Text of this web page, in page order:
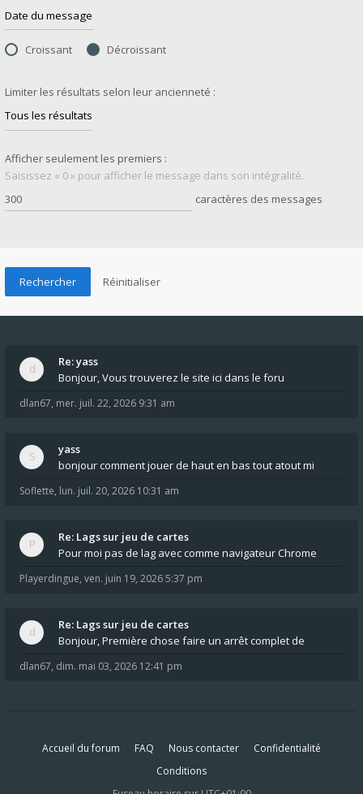
Croissant Décroissant
Limiter les résultats selon leur ancienneté :
Afficher seulement les premiers :
Saisissez « 0 » pour afficher le message dans son intégralité.
caractères des messages
Re: yass
Bonjour, Vous trouverez le site ici dans le foru
dlan67, mer. juil. 22, 2026 9:31 am
yass
bonjour comment jouer de haut en bas tout atout mi
Soflette, lun. juil. 20, 2026 10:31 am
Re: Lags sur jeu de cartes
Pour moi pas de lag avec comme navigateur Chrome
Playerdingue, ven. juin 19, 2026 5:37 pm
Re: Lags sur jeu de cartes
Bonjour, Première chose faire un arrêt complet de
dlan67, dim. mai 03, 2026 12:41 pm
Accueil du forum FAQ Nous contacter
Confidentialité
Conditions